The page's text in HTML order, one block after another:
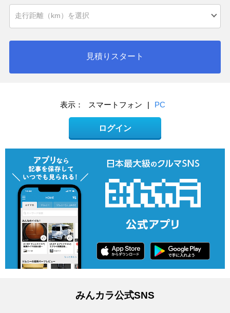
見積りスタート
表示： スマートフォン | PC
ログイン
みんカラ公式SNS